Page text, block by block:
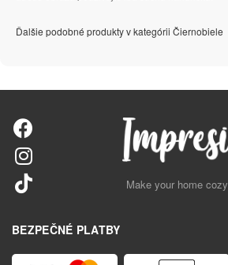
Ďalšie podobné produkty v kategórii Čiernobiele
Make your home cozy
BEZPEČNÉ PLATBY